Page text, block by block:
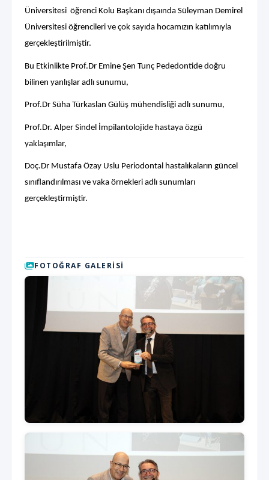
Üniversitesi öğrenci Kolu Başkanı dışaında Süleyman Demirel
Üniversitesi öğrencileri ve çok sayıda hocamızın katılımıyla
gerçekleştirilmiştir.
Bu Etkinlikte Prof.Dr Emine Şen Tunç Pededontide doğru
bilinen yanlışlar adlı sunumu,
Prof.Dr Süha Türkaslan Gülüş mühendisliği adlı sunumu,
Prof.Dr. Alper Sindel İmpilantolojide hastaya özgü
yaklaşımlar,
Doç.Dr Mustafa Özay Uslu Periodontal hastalıkaların güncel
sınıflandırılması ve vaka örnekleri adlı sunumları
gerçekleştirmiştir.
FOTOĞRAF GALERISI